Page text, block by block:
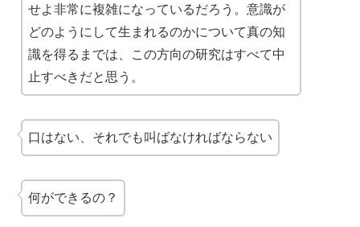
せよ非常に複雑になっているだろう。意識が
どのようにして生まれるのかについて真の知
識を得るまでは、この方向の研究はすべて中
止すべきだと思う。
口はない、それでも叫ばなければならない
何ができるの？